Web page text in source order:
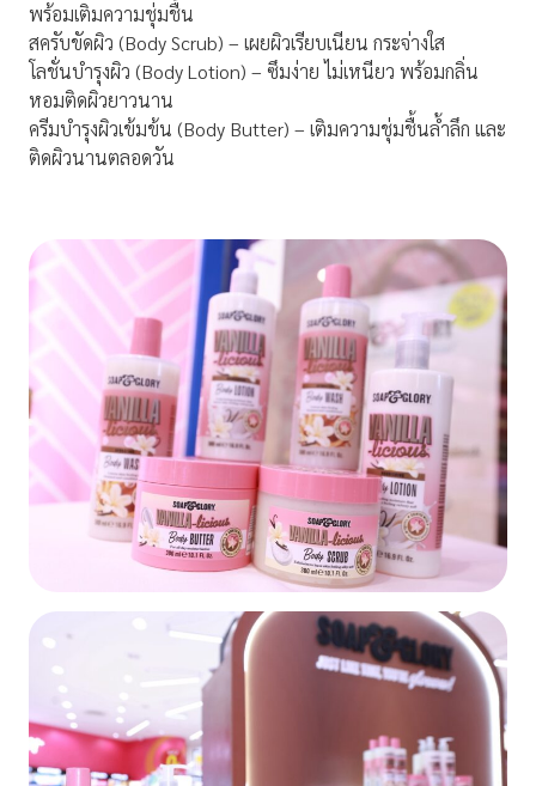
พร้อมเติมความชุ่มชื้น
สครับขัดผิว (Body Scrub) – เผยผิวเรียบเนียน กระจ่างใส
โลชั่นบำรุงผิว (Body Lotion) – ซึมง่าย ไม่เหนียว พร้อมกลิ่น
หอมติดผิวยาวนาน
ครีมบำรุงผิวเข้มข้น (Body Butter) – เติมความชุ่มชื้นล้ำลึก และ
ติดผิวนานตลอดวัน